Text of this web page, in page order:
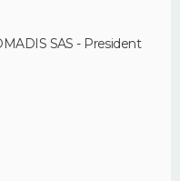
SAS - President